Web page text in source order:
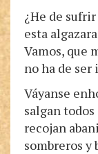
¿He de
esta
Vamos, que
no ha de
Váyanse
salgan todos
recojan
sombreros y